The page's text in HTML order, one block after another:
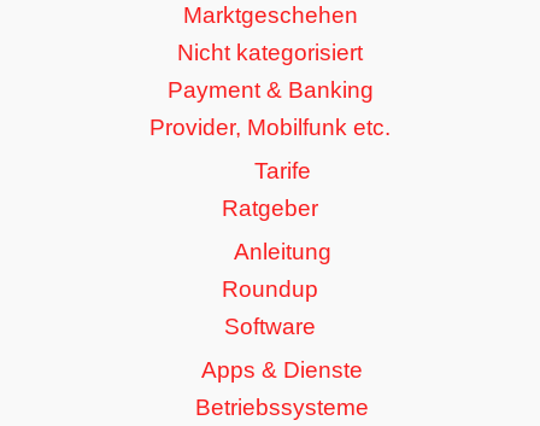
Marktgeschehen
Nicht kategorisiert
Payment & Banking
Provider, Mobilfunk etc.
Tarife
Ratgeber
Anleitung
Roundup
Software
Apps & Dienste
Betriebssysteme